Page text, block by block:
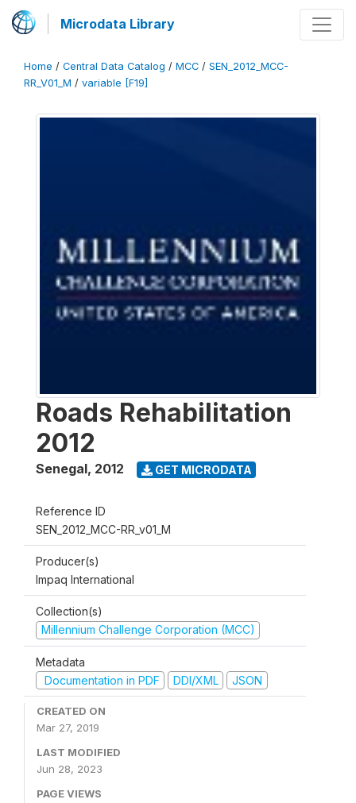
Microdata Library
Home / Central Data Catalog / MCC / SEN_2012_MCC-
RR_V01_M / variable [F19]
Roads Rehabilitation
2012
Senegal, 2012 GET MICRODATA
Reference ID
SEN_2012_MCC-RR_v01_M
Producer(s)
Impaq International
Collection(s)
Millennium Challenge Corporation (MCC)
Metadata
Documentation in PDF
DDI/XML JSON
CREATED ON
Mar 27, 2019
LAST MODIFIED
Jun 28, 2023
PAGE VIEWS